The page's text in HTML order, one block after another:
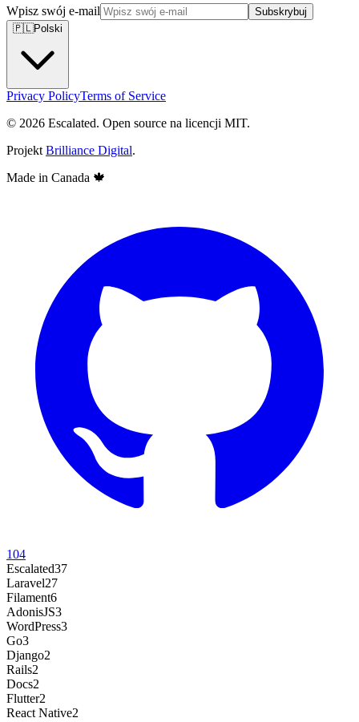
Wpisz swój e-mail
Subskrybuj
🇵🇱Polski
Privacy PolicyTerms of Service
© 2026 Escalated. Open source na licencji MIT.
Projekt Brilliance Digital.
Made in Canada 🍁
104
Escalated37
Laravel27
Filament6
AdonisJS3
WordPress3
Go3
Django2
Rails2
Docs2
Flutter2
React Native2